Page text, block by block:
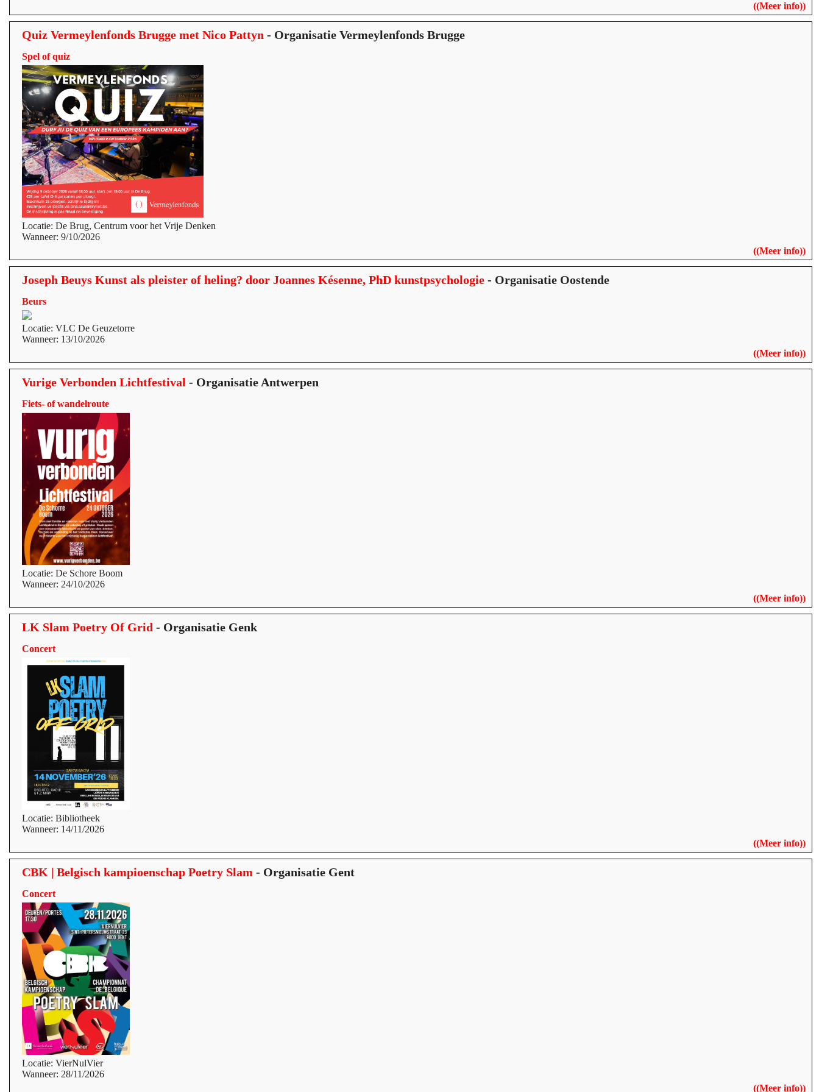
((Meer info))
Quiz Vermeylenfonds Brugge met Nico Pattyn - Organisatie Vermeylenfonds Brugge
Spel of quiz
Locatie: De Brug, Centrum voor het Vrije Denken
Wanneer: 9/10/2026
((Meer info))
Joseph Beuys Kunst als pleister of heling? door Joannes Késenne, PhD kunstpsychologie - Organisatie Oostende
Beurs
Locatie: VLC De Geuzetorre
Wanneer: 13/10/2026
((Meer info))
Vurige Verbonden Lichtfestival - Organisatie Antwerpen
Fiets- of wandelroute
Locatie: De Schore Boom
Wanneer: 24/10/2026
((Meer info))
LK Slam Poetry Of Grid - Organisatie Genk
Concert
Locatie: Bibliotheek
Wanneer: 14/11/2026
((Meer info))
CBK | Belgisch kampioenschap Poetry Slam - Organisatie Gent
Concert
Locatie: VierNulVier
Wanneer: 28/11/2026
((Meer info))